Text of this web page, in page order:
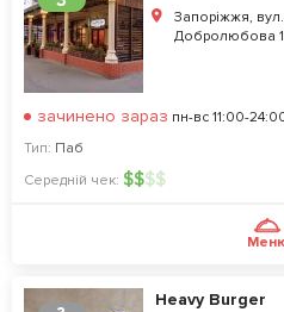
Запоріжжя, вул.
Добролюбова
зачинено зараз пн-вс 11:00-
Тип: Паб
Середній чек: $$$$
Heavy Burger